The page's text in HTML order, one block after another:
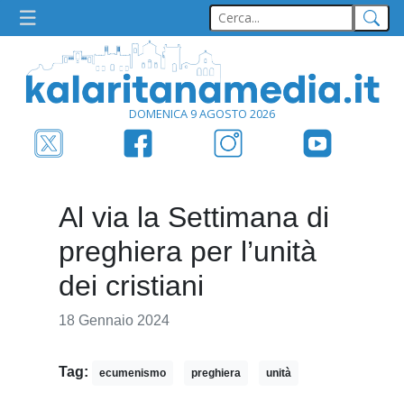
DOMENICA 9 AGOSTO 2026
Al via la Settimana di
preghiera per l’unità
dei cristiani
18 Gennaio 2024
Tag: ecumenismo preghiera unità